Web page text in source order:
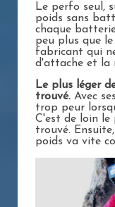
Le perfo seul,
poids sans
chaque
peu plus que
fabricant qui
d'attache et la
Le plus léger
trouvé. Avec
trop peur
C'est de loin le
trouvé.
poids va vite